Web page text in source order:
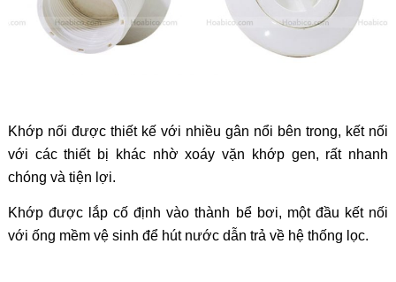
Khớp nối được thiết kế với nhiều gân nổi bên trong, kết nối
với các thiết bị khác nhờ xoáy vặn khớp gen, rất nhanh
chóng và tiện lợi.
Khớp được lắp cố định vào thành bể bơi, một đầu kết nối
với ống mềm vệ sinh để hút nước dẫn trả về hệ thống lọc.